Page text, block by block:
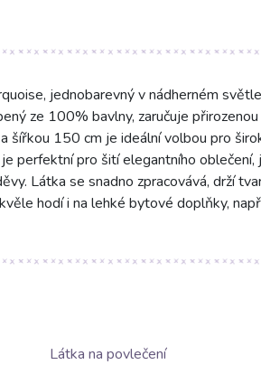
jednobarevný v nádherném
ze 100% bavlny, zaručuje
150 cm je ideální volbou pro
perfektní pro šití elegantního oblečení,
Látka se snadno zpracovává, drží
hodí i na lehké bytové doplňky,
Látka na povlečení